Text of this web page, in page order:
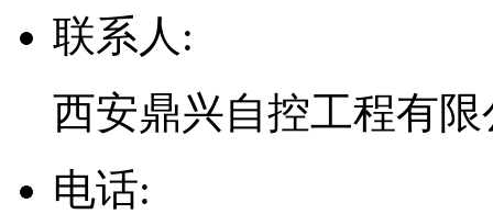
联系人:
西安鼎兴自控工程有限
电话: